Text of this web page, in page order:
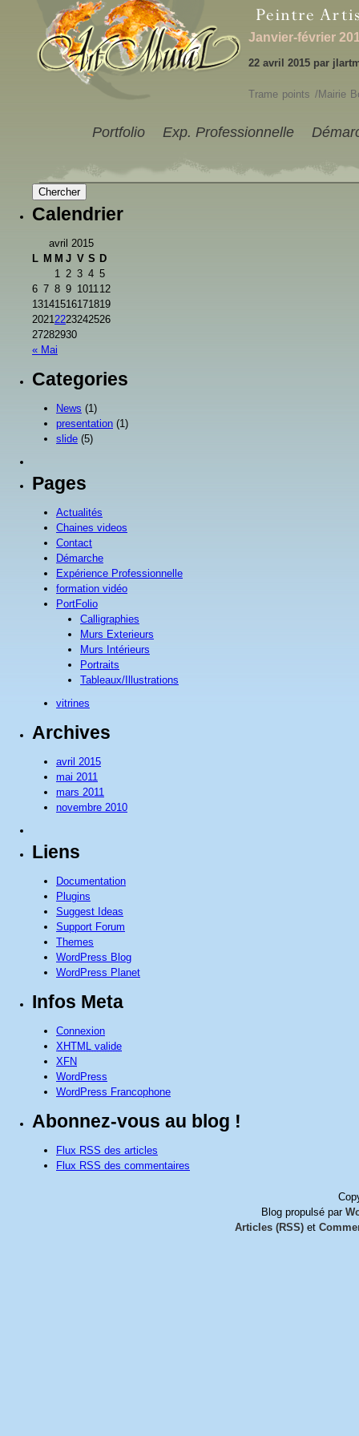
Portfolio Exp. Professionnelle
Janvier-février
22 avril 2015 par
Trame points /
Calendrier
avril 2015
L M M J V S D
« Mai
1 2 3 4 5
6 7 8 9 101112
13141516171819
20212223242526
27282930
Categories
News (1)
presentation (1)
slide (5)
Pages
Actualités
Chaines videos
Contact
Démarche
Expérience Professionnelle
formation vidéo
PortFolio
Calligraphies
Murs Exterieurs
Murs Intérieurs
Portraits
Tableaux/Illustrations
vitrines
Archives
avril 2015
mai 2011
mars 2011
novembre 2010
Liens
Documentation
Plugins
Suggest Ideas
Support Forum
Themes
WordPress Blog
WordPress Planet
Infos Meta
Connexion
XHTML valide
XFN
WordPress
WordPress Francophone
Abonnez-vous au blog !
Flux RSS des articles
Flux RSS des commentaires
Blog propulsé par
Articles (RSS) et